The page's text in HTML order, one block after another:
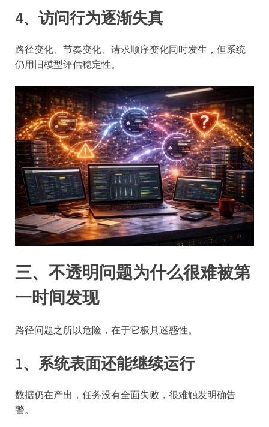
4、访问行为逐渐失真
路径变化、节奏变化、请求顺序变化同时发生，但系统
仍用旧模型评估稳定性。
三、不透明问题为什么很难被第
一时间发现
路径问题之所以危险，在于它极具迷惑性。
1、系统表面还能继续运行
数据仍在产出，任务没有全面失败，很难触发明确告
警。